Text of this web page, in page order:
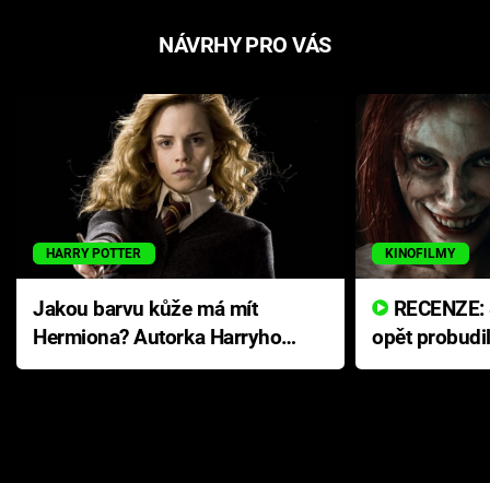
NÁVRHY PRO VÁS
HARRY POTTER
Jakou barvu kůže má mít
Hermiona? Autorka Harryho
Pottera přišla s ráznou
KINOFILMY
opět
přichází s